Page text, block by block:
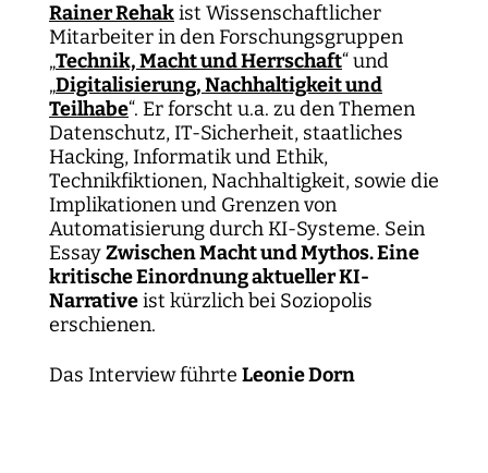
Rainer Rehakist Wissenschaftlicher
Mitarbeiter in den Forschungsgruppen
„Technik, Macht und Herrschaft“ und
„Digitalisierung, Nachhaltigkeit und
Teilhabe“. Er forscht u.a. zu den Themen
Datenschutz, IT-Sicherheit, staatliches
Hacking, Informatik und Ethik,
Technikfiktionen, Nachhaltigkeit, sowie die
Implikationen und Grenzen von
Automatisierung durch KI-Systeme. Sein
EssayZwischen Macht und Mythos. Eine
kritische Einordnung aktueller KI-
Narrativeist kürzlich bei Soziopolis
erschienen.
Das Interview führte Leonie Dorn